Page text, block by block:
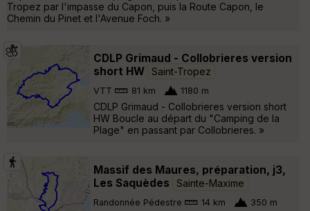
Tropez par l'impasse du Capon, puis la Route Capon, le
Chemin du Pinet et l'Avenue Foch. »
CDLP Grimaud - Collobrieres version
short HW Saint-Tropez
VTT 81 km 1180 m
CDLP Grimaud - Collobrieres version short
HW Boucle au départ du "Camping de la
Plage" en passant par Collobrieres. »
Massif des Maures, préparation, j3,
Les Saquèdes
Sainte-Maxime
Randonnée Pédestre 14 km 350 m